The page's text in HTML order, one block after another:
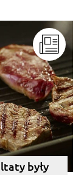
były